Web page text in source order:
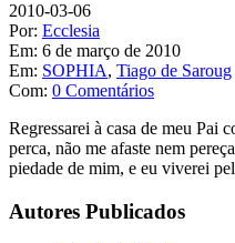
2010-03-06
Por: Ecclesia
Em: 6 de março de 2010
Em: SOPHIA, Tiago de Saroug
Com: 0 Comentários
Regressarei à casa de meu Pai
perca, não me afaste nem
piedade de mim, e eu viverei
Autores Publicados